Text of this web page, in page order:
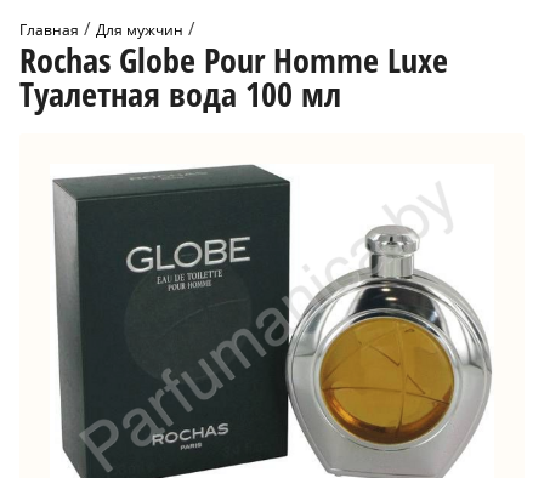
Главная / Для мужчин /
Rochas Globe Pour Homme Luxe
Туалетная вода 100 мл